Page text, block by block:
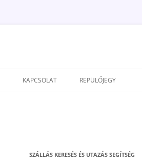
KAPCSOLAT REPÜLŐJEGY
SZÁLLÁS KERESÉS ÉS UTAZÁS SEGÍTSÉG